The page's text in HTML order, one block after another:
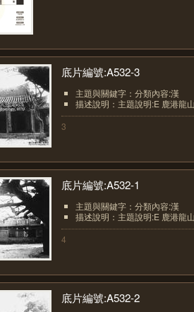
底片編號:A532-3
主題與關鍵字：分類內容:漢
描述說明：主題說明:E 鹿港龍
3
底片編號:A532-1
主題與關鍵字：分類內容:漢
描述說明：主題說明:E 鹿港龍
4
底片編號:A532-2